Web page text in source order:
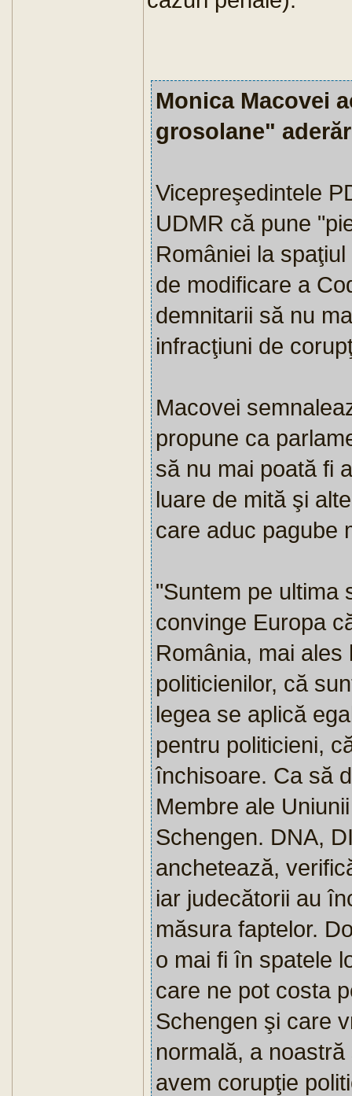
Monica Macovei
grosolane"
Vicepreşedintele
UDMR că pune
României la
de modificare a
demnitarii să nu
infracţiuni de
Macovei
propune ca
să nu mai poată fi
luare de mită şi
care aduc pagube
"Suntem pe ultima
convinge Europa
România, mai
politicienilor, că
legea se aplică
pentru politicieni,
închisoare. Ca să
Membre ale
Schengen. DNA,
anchetează,
iar judecătorii au
măsura faptelor.
o mai fi în spatele
care ne pot costa
Schengen şi care
normală, a
avem corupţie